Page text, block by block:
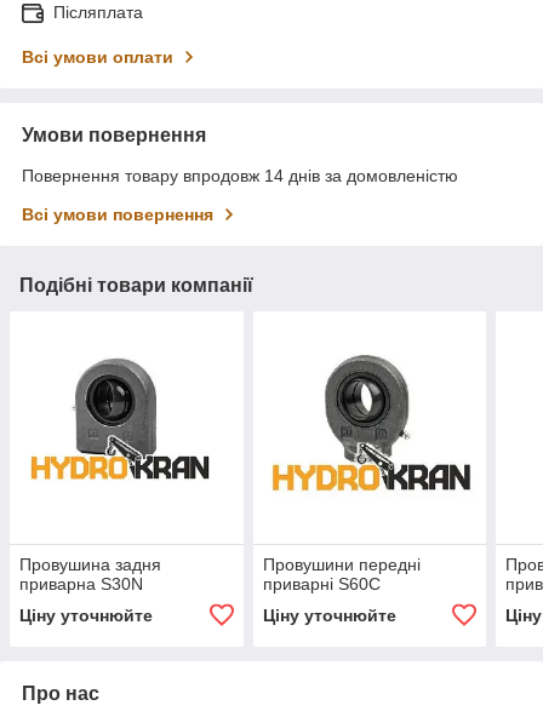
Післяплата
Всі умови оплати
Умови повернення
Повернення товару впродовж 14 днів за домовленістю
Всі умови повернення
Подібні товари компанії
Провушина задня
приварна S30N
Ціну уточнюйте
Провушини передні
приварні S60C
Ціну уточнюйте
Про нас